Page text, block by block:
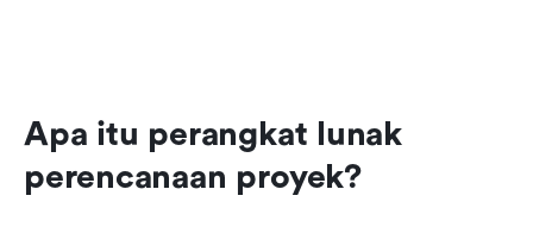
Apa itu perangkat lunak
perencanaan proyek?